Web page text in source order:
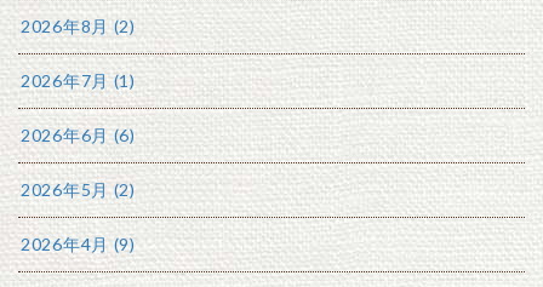
2026年8月 (2)
2026年7月 (1)
2026年6月 (6)
2026年5月 (2)
2026年4月 (9)